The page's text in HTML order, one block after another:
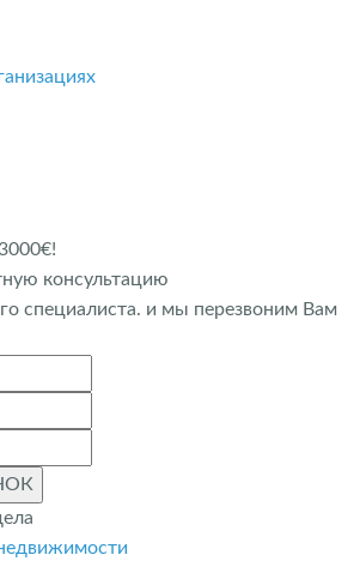
консультацию
специалиста. и мы перезвоним Вам